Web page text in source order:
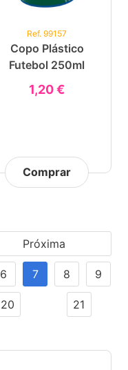
Ref. 99157
Copo Plástico
Futebol 250ml
1,20 €
Comprar
Próxima
6 7 8 9
20 21